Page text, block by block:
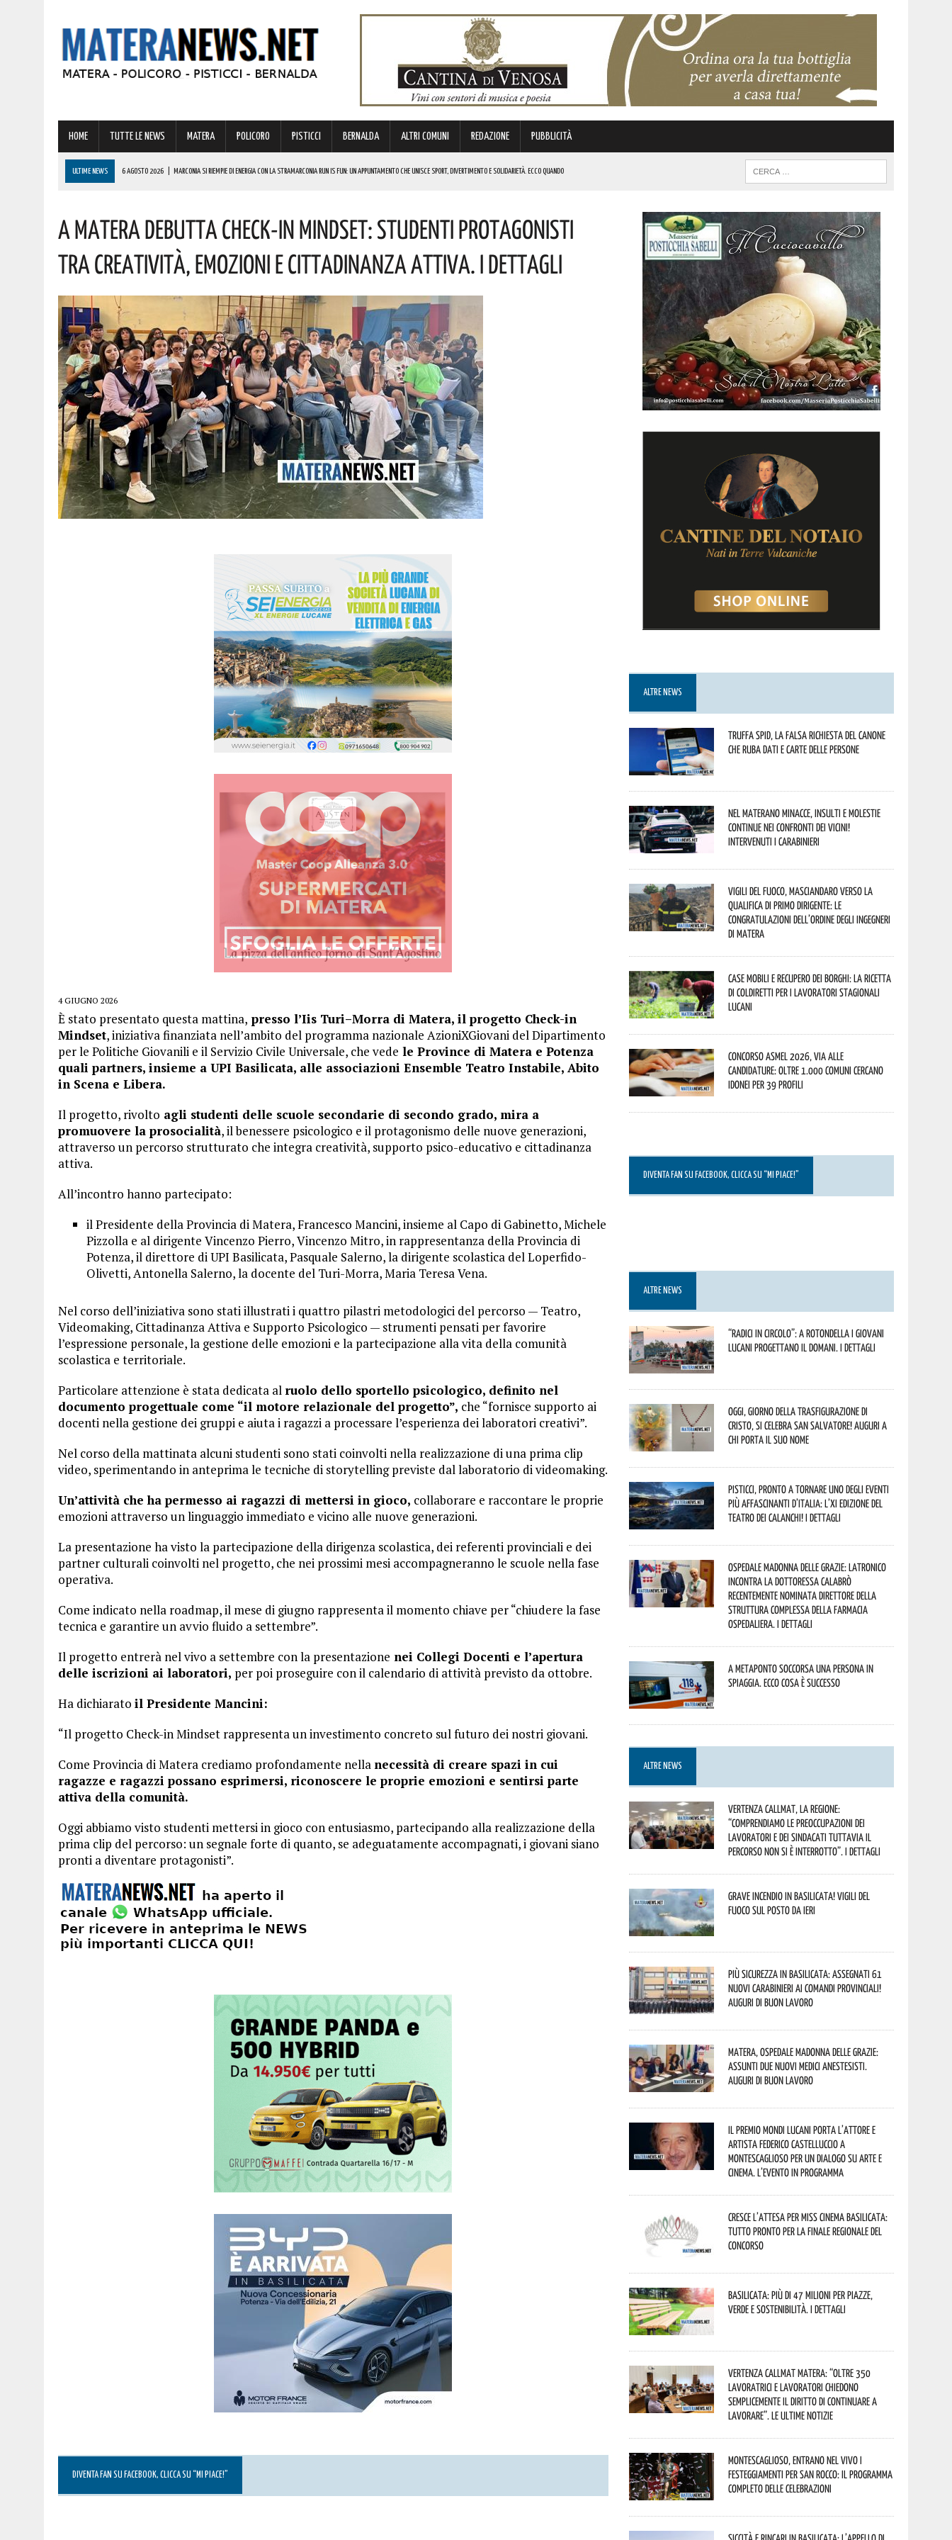
HOME TUTTE LE NEWS MATERA POLICORO PISTICCI BERNALDA ALTRI COMUNI REDAZIONE PUBBLICITÀ
ULTIME NEWS 6 AGOSTO 2026 MARCONIA SI RIEMPIE DI ENERGIA CON LA STRAMARCONIA RUN IS FUN: UN APPUNTAMENTO CHE UNISCE SPORT, DIVERTIMENTO E SOLIDARIETÀ. ECCO QUANDO
6 AGOSTO 2026 | VALSINNI CELEBRA LA POETESSA ISABELLA MORRA CON DUE SPETTACOLI TEATRALI! ECCO LE DATE
6 AGOSTO 2026 | A FERRANDINA NUOVE ROTONDE E SPARTITRAFFICO PER MIGLIORARE IL DECORO URBANO E LA SICUREZZA. QUESTI GLI INTERVENTI IN CORSO
A Matera Debutta Check-In Mindset: Studenti Protagonisti
Tra Creatività, Emozioni E Cittadinanza Attiva. I Dettagli
4 GIUGNO 2026
È stato presentato questa mattina, presso l’Iis Turi–Morra di Matera, il progetto Check-in
Mindset, iniziativa finanziata nell’ambito del programma nazionale AzioniXGiovani del Dipartimento
per le Politiche Giovanili e il Servizio Civile Universale, che vede le Province di Matera e Potenza
quali partners, insieme a UPI Basilicata, alle associazioni Ensemble Teatro Instabile, Abito
in Scena e Libera.
Il progetto, rivolto agli studenti delle scuole secondarie di secondo grado, mira a
promuovere la prosocialità, il benessere psicologico e il protagonismo delle nuove generazioni,
attraverso un percorso strutturato che integra creatività, supporto psico-educativo e cittadinanza
attiva.
All’incontro hanno partecipato:
il Presidente della Provincia di Matera, Francesco Mancini, insieme al Capo di Gabinetto, Michele
Pizzolla e al dirigente Vincenzo Pierro, Vincenzo Mitro, in rappresentanza della Provincia di
Potenza, il direttore di UPI Basilicata, Pasquale Salerno, la dirigente scolastica del Loperfido-
Olivetti, Antonella Salerno, la docente del Turi-Morra, Maria Teresa Vena.
Nel corso dell’iniziativa sono stati illustrati i quattro pilastri metodologici del percorso — Teatro,
Videomaking, Cittadinanza Attiva e Supporto Psicologico — strumenti pensati per favorire
l’espressione personale, la gestione delle emozioni e la partecipazione alla vita della comunità
scolastica e territoriale.
Particolare attenzione è stata dedicata al ruolo dello sportello psicologico, definito nel
documento progettuale come “il motore relazionale del progetto”, che “fornisce supporto ai
docenti nella gestione dei gruppi e aiuta i ragazzi a processare l’esperienza dei laboratori creativi”.
Nel corso della mattinata alcuni studenti sono stati coinvolti nella realizzazione di una prima clip
video, sperimentando in anteprima le tecniche di storytelling previste dal laboratorio di videomaking.
Un’attività che ha permesso ai ragazzi di mettersi in gioco, collaborare e raccontare le proprie
emozioni attraverso un linguaggio immediato e vicino alle nuove generazioni.
La presentazione ha visto la partecipazione della dirigenza scolastica, dei referenti provinciali e dei
partner culturali coinvolti nel progetto, che nei prossimi mesi accompagneranno le scuole nella fase
operativa.
Come indicato nella roadmap, il mese di giugno rappresenta il momento chiave per “chiudere la fase
tecnica e garantire un avvio fluido a settembre”.
Il progetto entrerà nel vivo a settembre con la presentazione nei Collegi Docenti e l’apertura
delle iscrizioni ai laboratori, per poi proseguire con il calendario di attività previsto da ottobre.
Ha dichiarato il Presidente Mancini:
“Il progetto Check-in Mindset rappresenta un investimento concreto sul futuro dei nostri giovani.
Come Provincia di Matera crediamo profondamente nella necessità di creare spazi in cui
ragazze e ragazzi possano esprimersi, riconoscere le proprie emozioni e sentirsi parte
attiva della comunità.
Oggi abbiamo visto studenti mettersi in gioco con entusiasmo, partecipando alla realizzazione della
prima clip del percorso: un segnale forte di quanto, se adeguatamente accompagnati, i giovani siano
pronti a diventare protagonisti”.
DIVENTA FAN SU FACEBOOK, CLICCA SU “MI PIACE!”
ALTRE NEWS
Truffa Spid, la falsa richiesta del canone
che ruba dati e carte delle persone
Nel materano minacce, insulti e molestie
continue nei confronti dei vicini!
Intervenuti i Carabinieri
Vigili del Fuoco, Masciandaro verso la
qualifica di Primo Dirigente: le
congratulazioni dell’Ordine degli Ingegneri
di Matera
Case mobili e recupero dei borghi: la ricetta
di Coldiretti per i lavoratori stagionali
lucani
Concorso Asmel 2026, via alle
candidature: oltre 1.000 Comuni cercano
idonei per 39 profili
DIVENTA FAN SU FACEBOOK, CLICCA SU “MI PIACE!”
ALTRE NEWS
“Radici in Circolo”: a Rotondella i giovani
lucani progettano il domani. I dettagli
Oggi, giorno della Trasfigurazione di
Cristo, si celebra San Salvatore! Auguri a
chi porta il suo nome
Pisticci, pronto a tornare uno degli eventi
più affascinanti d’Italia: l’XI edizione del
Teatro dei Calanchi! I dettagli
Ospedale Madonna delle Grazie: Latronico
incontra la dottoressa Calabrò
recentemente nominata Direttore della
Struttura Complessa della Farmacia
Ospedaliera. I dettagli
A Metaponto soccorsa una persona in
spiaggia. Ecco cosa è successo
ALTRE NEWS
Vertenza CallMat, la Regione:
“comprendiamo le preoccupazioni dei
lavoratori e dei sindacati tuttavia il
percorso non si è interrotto”. I dettagli
Grave incendio in Basilicata! Vigili del
fuoco sul posto da ieri
Più sicurezza in Basilicata: assegnati 61
nuovi Carabinieri ai Comandi provinciali!
Auguri di buon lavoro
Matera, Ospedale Madonna delle Grazie:
assunti due nuovi medici anestesisti.
Auguri di buon lavoro
Il Premio Mondi Lucani porta l’attore e
artista Federico Castelluccio a
Montescaglioso per un dialogo su arte e
cinema. L’evento in programma
Cresce l’attesa per Miss Cinema Basilicata:
tutto pronto per la finale regionale del
concorso
Basilicata: più di 47 milioni per piazze,
verde e sostenibilità. I dettagli
Vertenza CallMat Matera: “Oltre 350
lavoratrici e lavoratori chiedono
semplicemente il diritto di continuare a
lavorare”. Le ultime notizie
Montescaglioso, entrano nel vivo i
festeggiamenti per San Rocco: il programma
completo delle celebrazioni